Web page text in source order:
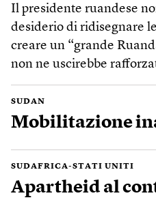
Il presidente ruandese
desiderio di ridisegnare
creare un “grande
non ne uscirebbe
SUDAN
Mobilitazione
SUDAFRICA-STATI UNITI
Apartheid al